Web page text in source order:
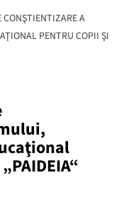
A
PENTRU COPII ŞI